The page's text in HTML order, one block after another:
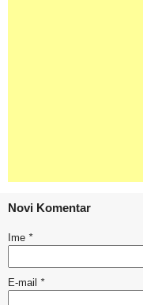
Novi Komentar
Ime *
E-mail *